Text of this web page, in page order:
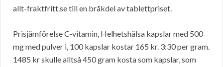
allt-fraktfritt.se till en bråkdel av tablettpriset.
Prisjämförelse C-vitamin, Helhetshälsa kapslar med 500
mg med pulver i, 100 kapslar kostar 165 kr. 3:30 per gram.
1485 kr skulle alltså 450 gram kosta som kapslar, som